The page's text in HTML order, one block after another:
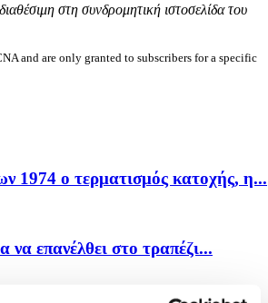
στη συνδρομητική ιστοσελίδα του
and are only granted to subscribers for a specific
1974 ο τερματισμός κατοχής, η...
να επανέλθει στο τραπέζι...